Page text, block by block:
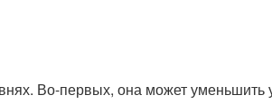
Во-первых, она может уменьшить